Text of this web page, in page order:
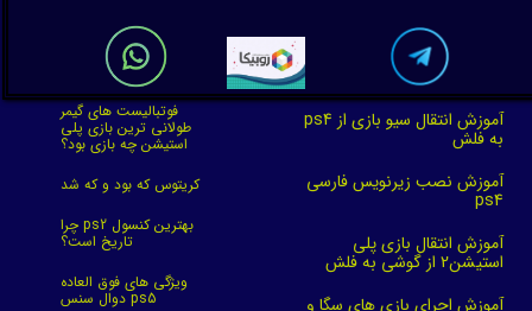
آموزش انتقال سیو بازی از ps4
به فلش
آموزش نصب زیرنویس فارسی
ps4
آموزش انتقال بازی پلی
استیشن2 از گوشی به فلش
آموزش اجرای بازی های سگا و
فوتبالیست های گیمر
طولانی ترین بازی پلی
استیشن چه بازی بود؟
کریتوس که بود و که شد
چرا ps2 بهترین کنسول
تاریخ است؟
ویژگی های فوق العاده
دوال سنس ps5